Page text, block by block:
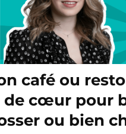
café ou
de cœur pour
ou bien